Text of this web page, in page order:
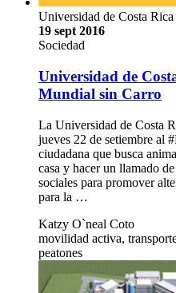
Universidad de Costa
19 sept 2016
Sociedad
Universidad de
Mundial sin Carro
La Universidad de Costa
jueves 22 de setiembre al
ciudadana que busca
casa y hacer un llamado
sociales para promover
para la …
Katzy O`neal Coto
movilidad activa,
peatones